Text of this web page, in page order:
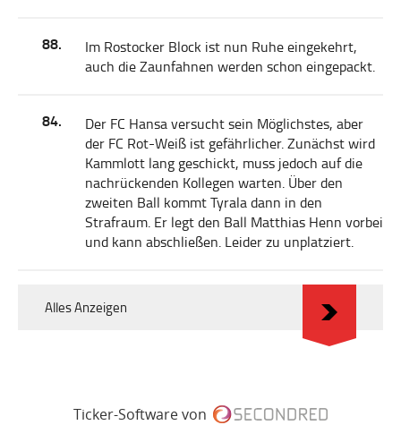
88.
Im Rostocker Block ist nun Ruhe eingekehrt,
auch die Zaunfahnen werden schon eingepackt.
84.
Der FC Hansa versucht sein Möglichstes, aber
der FC Rot-Weiß ist gefährlicher. Zunächst wird
Kammlott lang geschickt, muss jedoch auf die
nachrückenden Kollegen warten. Über den
zweiten Ball kommt Tyrala dann in den
Strafraum. Er legt den Ball Matthias Henn vorbei
und kann abschließen. Leider zu unplatziert.
Alles Anzeigen
Ticker-Software von